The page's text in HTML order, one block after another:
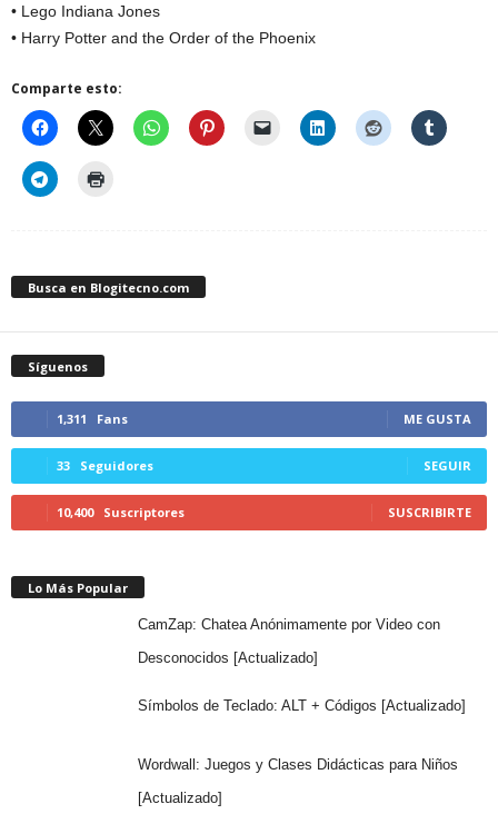
• Lego Indiana Jones
• Harry Potter and the Order of the Phoenix
Comparte esto:
Busca en Blogitecno.com
Síguenos
1,311 Fans ME GUSTA
33 Seguidores SEGUIR
10,400 Suscriptores SUSCRIBIRTE
Lo Más Popular
CamZap: Chatea Anónimamente por Video con
Desconocidos [Actualizado]
Símbolos de Teclado: ALT + Códigos [Actualizado]
Wordwall: Juegos y Clases Didácticas para Niños
[Actualizado]